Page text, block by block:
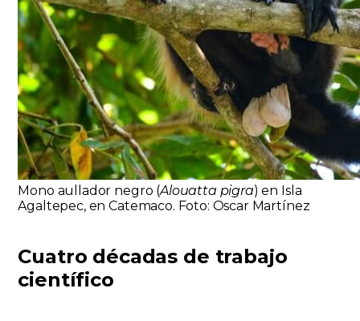
Mono aullador negro (Alouatta pigra) en Isla
Agaltepec, en Catemaco. Foto: Oscar Martínez
Cuatro décadas de trabajo
científico